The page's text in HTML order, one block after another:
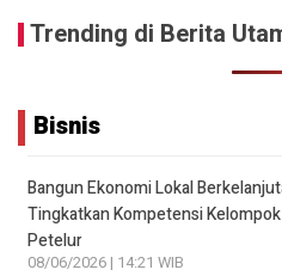
Trending di Berita
Bisnis
Bangun Ekonomi Lokal
Tingkatkan Kompetensi
Petelur
08/06/2026 | 14:21 WIB